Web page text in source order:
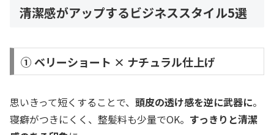
清潔感がアップするビジネススタイル5選
① ベリーショート × ナチュラル仕上げ
思いきって短くすることで、 頭皮の透け感を逆に武器に。
寝癖がつきにくく、整髪料も少量でOK。 すっきりと清潔